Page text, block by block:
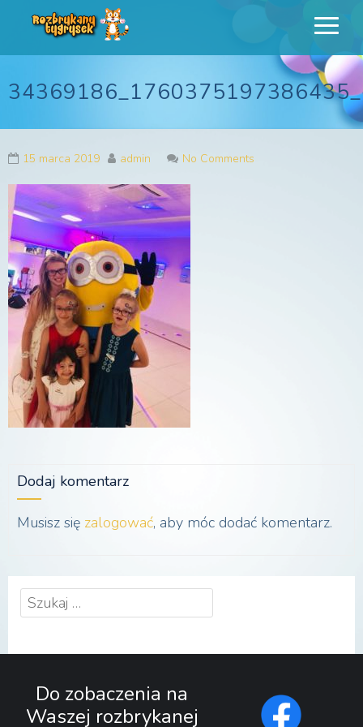
Rozbrykany
Tygrysek
Profesjonalne animacje urodzinowe dla dzieci
15 marca 2019 admin No Comments
Dodaj komentarz
Musisz się zalogować, aby móc dodać komentarz.
Szukaj:
Do zobaczenia na
Waszej rozbrykanej